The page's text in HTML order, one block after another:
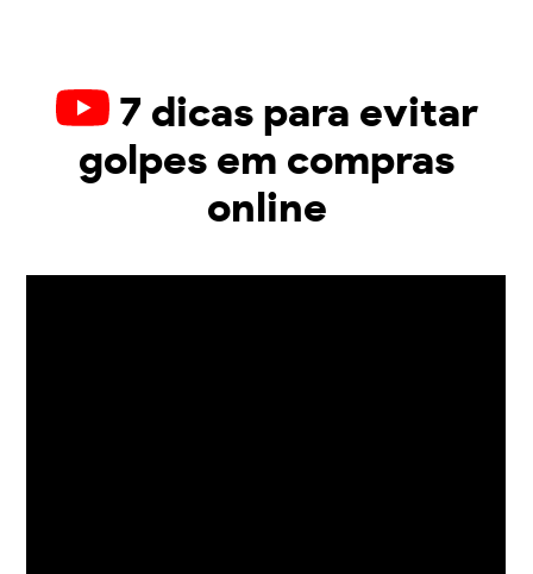
7 dicas para evitar
golpes em compras
online